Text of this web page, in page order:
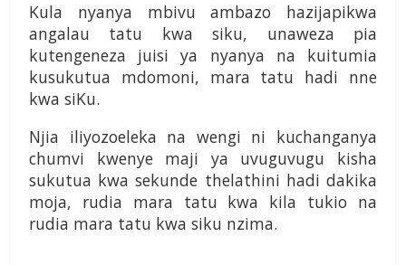
Kula nyanya mbivu ambazo hazijapikwa
angalau tatu kwa siku, unaweza pia
kutengeneza juisi ya nyanya na kuitumia
kusukutua mdomoni, mara tatu hadi nne
kwa siKu.
Njia iliyozoeleka na wengi ni kuchanganya
chumvi kwenye maji ya uvuguvugu kisha
sukutua kwa sekunde thelathini hadi dakika
moja, rudia mara tatu kwa kila tukio na
rudia mara tatu kwa siku nzima.